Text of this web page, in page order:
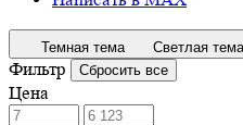
Темная тема Светлая тема
Фильтр Сбросить все
Цена